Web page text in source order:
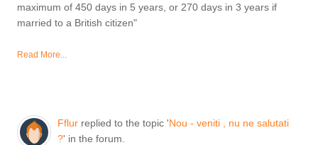
maximum of 450 days in 5 years, or 270 days in 3 years if
married to a British citizen"
Read More...
Fflurreplied to the topic 'Nou - veniti , nu ne salutati
?' in the forum.